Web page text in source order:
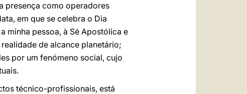
presença como operadores
em que se celebra o Dia
minha pessoa, à Sé Apostólica e
de alcance planetário;
por um fenómeno social, cujo
técnico-profissionais, está